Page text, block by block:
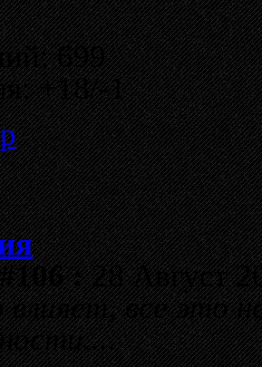
699
+18/-1
:28 Август
влияет, все это